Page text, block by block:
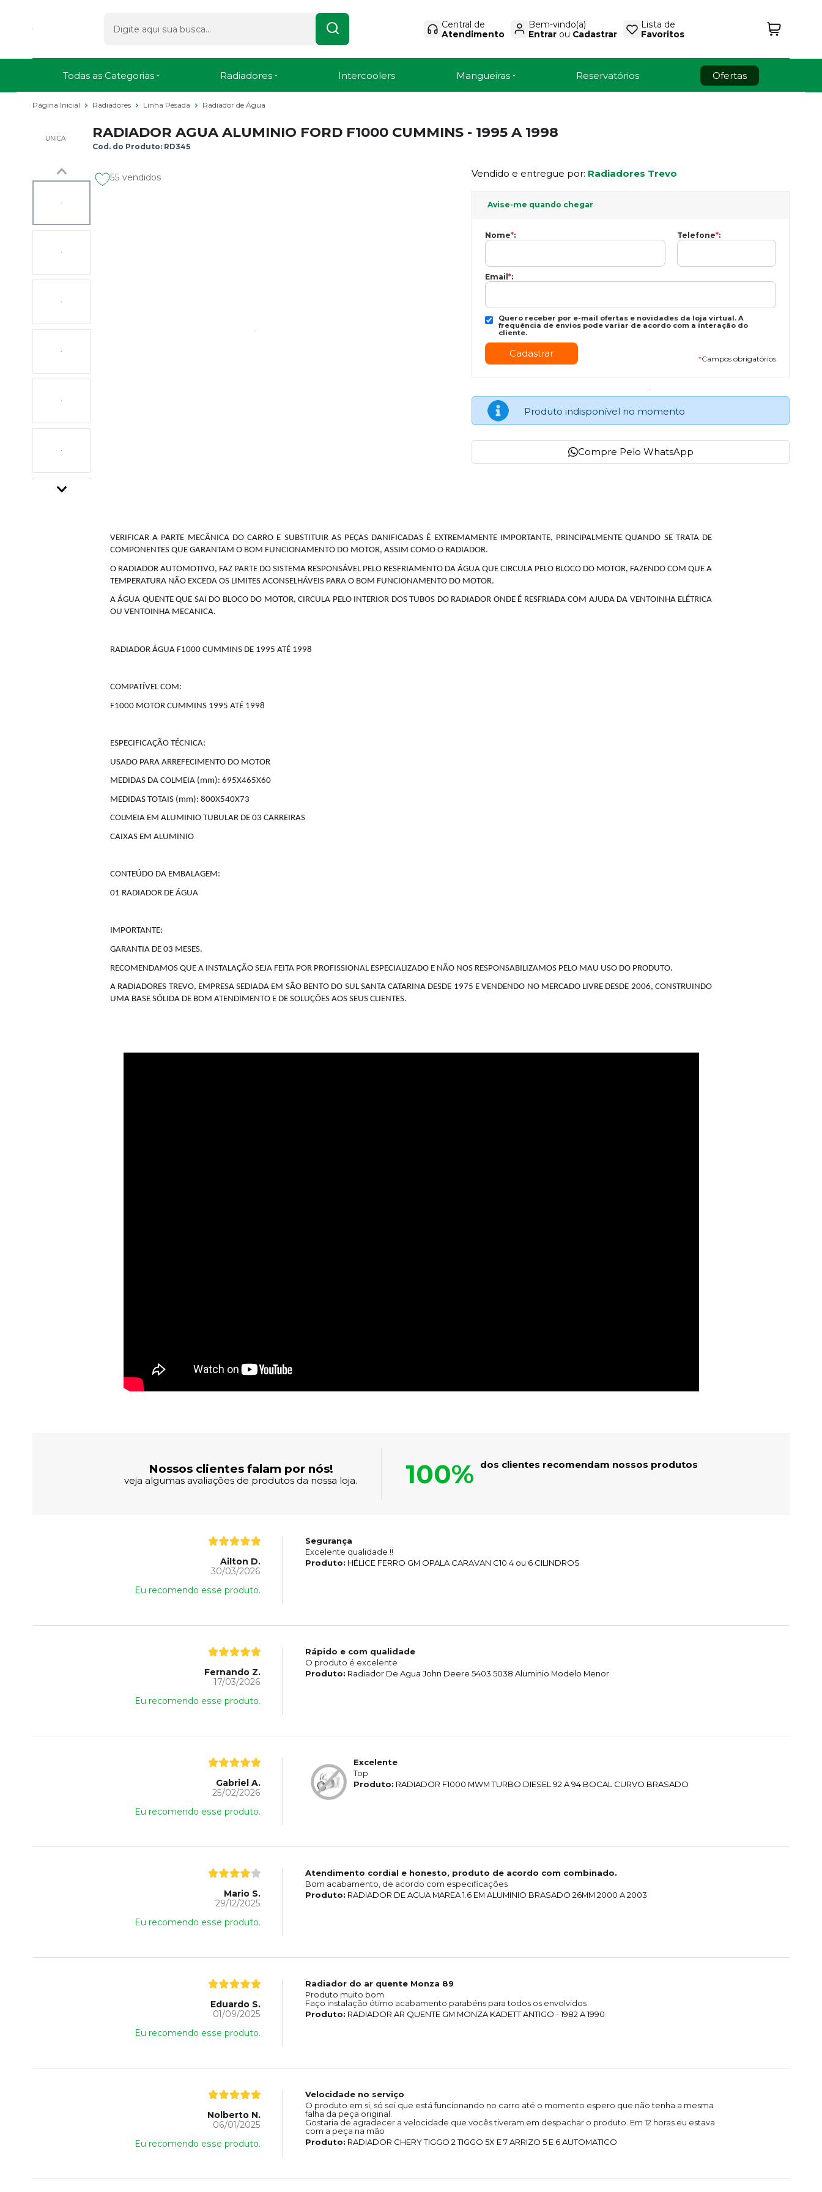
Central de
Atendimento
Bem-vindo(a)
Entrarou Cadastrar
Lista de
Favoritos
Todas as Categorias Radiadores Intercoolers Mangueiras Reservatórios Ofertas
Página Inicial Radiadores Linha Pesada Radiador de Água
UNICA RADIADOR AGUA ALUMINIO FORD F1000 CUMMINS - 1995 A 1998
Cod. do Produto: RD345
55 vendidos Vendido e entregue por: Radiadores Trevo
Avise-me quando chegar
Nome*: Telefone*:
Email *:
Quero receber por e-mail ofertas e novidades da loja virtual. A
frequência de envios pode variar de acordo com a interação do
cliente.
*Campos obrigatórios
Produto indisponível no momento
Compre Pelo WhatsApp
VERIFICAR A PARTE MECÂNICA DO CARRO E SUBSTITUIR AS PEÇAS DANIFICADAS É EXTREMAMENTE IMPORTANTE, PRINCIPALMENTE QUANDO SE TRATA DE
COMPONENTES QUE GARANTAM O BOM FUNCIONAMENTO DO MOTOR, ASSIM COMO O RADIADOR.
O RADIADOR AUTOMOTIVO, FAZ PARTE DO SISTEMA RESPONSÁVEL PELO RESFRIAMENTO DA ÁGUA QUE CIRCULA PELO BLOCO DO MOTOR, FAZENDO COM QUE A
TEMPERATURA NÃO EXCEDA OS LIMITES ACONSELHÁVEIS PARA O BOM FUNCIONAMENTO DO MOTOR.
A ÁGUA QUENTE QUE SAI DO BLOCO DO MOTOR, CIRCULA PELO INTERIOR DOS TUBOS DO RADIADOR ONDE É RESFRIADA COM AJUDA DA VENTOINHA ELÉTRICA
OU VENTOINHA MECANICA.
RADIADOR ÁGUA F1000 CUMMINS DE 1995 ATÉ 1998
COMPATÍVEL COM:
F1000 MOTOR CUMMINS 1995 ATÉ 1998
ESPECIFICAÇÃO TÉCNICA:
USADO PARA ARREFECIMENTO DO MOTOR
MEDIDAS DA COLMEIA (mm): 695X465X60
MEDIDAS TOTAIS (mm): 800X540X73
COLMEIA EM ALUMINIO TUBULAR DE 03 CARREIRAS
CAIXAS EM ALUMINIO
CONTEÚDO DA EMBALAGEM:
01 RADIADOR DE ÁGUA
IMPORTANTE:
GARANTIA DE 03 MESES.
RECOMENDAMOS QUE A INSTALAÇÃO SEJA FEITA POR PROFISSIONAL ESPECIALIZADO E NÃO NOS RESPONSABILIZAMOS PELO MAU USO DO PRODUTO.
A RADIADORES TREVO, EMPRESA SEDIADA EM SÃO BENTO DO SUL SANTA CATARINA DESDE 1975 E VENDENDO NO MERCADO LIVRE DESDE 2006, CONSTRUINDO
UMA BASE SÓLIDA DE BOM ATENDIMENTO E DE SOLUÇÕES AOS SEUS CLIENTES.
Nossos clientes falam por nós!
veja algumas avaliações de produtos da nossa loja. 100% dos clientes recomendam nossos produtos
Ailton D.
30/03/2026
Eu recomendo esse produto.
Segurança
Excelente qualidade !!
Produto: HÉLICE FERRO GM OPALA CARAVAN C10 4 ou 6 CILINDROS
Fernando Z.
17/03/2026
Eu recomendo esse produto.
Rápido e com qualidade
O produto é excelente
Produto: Radiador De Agua John Deere 5403 5038 Aluminio Modelo Menor
Gabriel A.
25/02/2026
Eu recomendo esse produto.
Excelente
Top
Produto: RADIADOR F1000 MWM TURBO DIESEL 92 A 94 BOCAL CURVO BRASADO
Mario S.
29/12/2025
Eu recomendo esse produto.
Atendimento cordial e honesto, produto de acordo com combinado.
Bom acabamento, de acordo com especificações
Produto: RADIADOR DE AGUA MAREA 1.6 EM ALUMINIO BRASADO 26MM 2000 A 2003
Eduardo S.
01/09/2025
Eu recomendo esse produto.
Radiador do ar quente Monza 89
Produto muito bom
Faço instalação ótimo acabamento parabéns para todos os envolvidos
Produto: RADIADOR AR QUENTE GM MONZA KADETT ANTIGO - 1982 A 1990
Nolberto N.
06/01/2025
Eu recomendo esse produto.
Velocidade no serviço
O produto em si, só sei que está funcionando no carro até o momento espero que não tenha a mesma
falha da peça original.
Gostaria de agradecer a velocidade que vocês tiveram em despachar o produto. Em 12 horas eu estava
com a peça na mão
Produto: RADIADOR CHERY TIGGO 2 TIGGO 5X E 7 ARRIZO 5 E 6 AUTOMATICO